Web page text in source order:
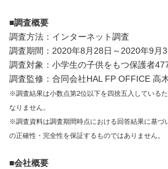
■調査概要
調査方法：インターネット調査
調査期間：2020年8月28日～2020年9月3
調査対象：小学生の子供をもつ保護者
調査監修：合同会社HAL FP OFFICE 高
※調査結果は小数点第2位以下を四捨五入している
なりません。
※調査資料は調査期間時点における回答結果に基づ
の正確性・完全性を保証するものではありません。
■会社概要